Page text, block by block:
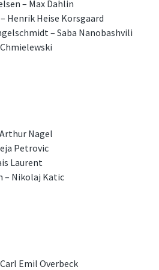
– Max Dahlin
Henrik Heise Korsgaard
– Saba Nanobashvili
Chmielewski
Nagel
Petrovic
Laurent
– Nikolaj Katic
Emil Overbeck